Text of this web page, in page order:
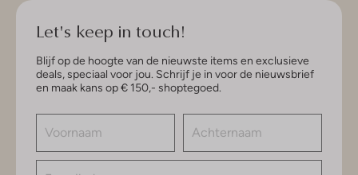
Let's keep in touch!
Blijf op de hoogte van de nieuwste items en exclusieve
deals, speciaal voor jou. Schrijf je in voor de nieuwsbrief
en maak kans op € 150,- shoptegoed.